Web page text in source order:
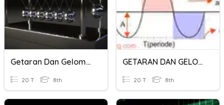
Getaran Dan Gelombang
20 T 8th
GETARAN DAN GELOMBANG
20 T 8th